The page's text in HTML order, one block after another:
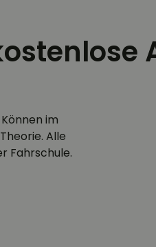
im
Alle
Fahrschule.